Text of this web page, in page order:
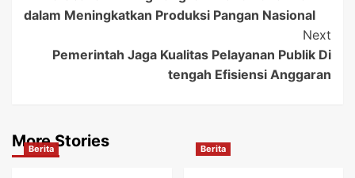
dalam Meningkatkan Produksi Pangan Nasional
Next
Pemerintah Jaga Kualitas Pelayanan Publik Di
tengah Efisiensi Anggaran
More Stories
Berita Berita